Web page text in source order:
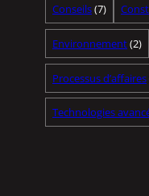
Conseils(7)
Environnement(2)
Processus d’affaires
Technologies